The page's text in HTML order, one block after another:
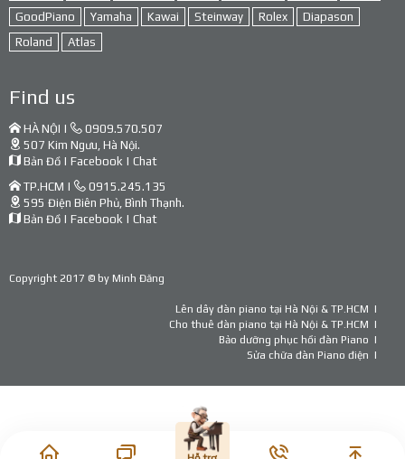
GoodPiano
Yamaha Kawai Steinway Rolex
Diapason
Roland
Atlas
Find us
HÀ NỘI |
0909.570.507
507 Kim Ngưu, Hà Nội.
Bản Đồ | Facebook | Chat
TP.HCM |
0915.245.135
595 Điện Biên Phủ, Bình Thạnh.
Bản Đồ | Facebook | Chat
Copyright 2017 © by Minh Đăng
Lên dây đàn piano tại Hà Nội & TP.HCM
Cho thuê đàn piano tại Hà Nội & TP.HCM
Bảo dưỡng phục hồi đàn Piano
Sửa chữa đàn Piano điện